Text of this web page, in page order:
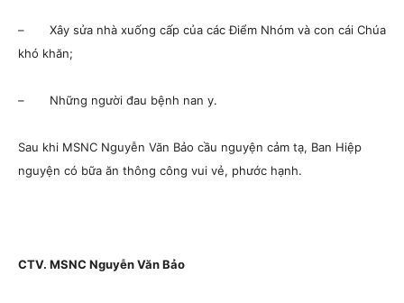
– Xây sửa nhà xuống cấp của các Điểm Nhóm và con cái Chúa
khó khăn;
– Những người đau bệnh nan y.
Sau khi MSNC Nguyễn Văn Bảo cầu nguyện cảm tạ, Ban Hiệp
nguyện có bữa ăn thông công vui vẻ, phước hạnh.
CTV. MSNC Nguyễn Văn Bảo